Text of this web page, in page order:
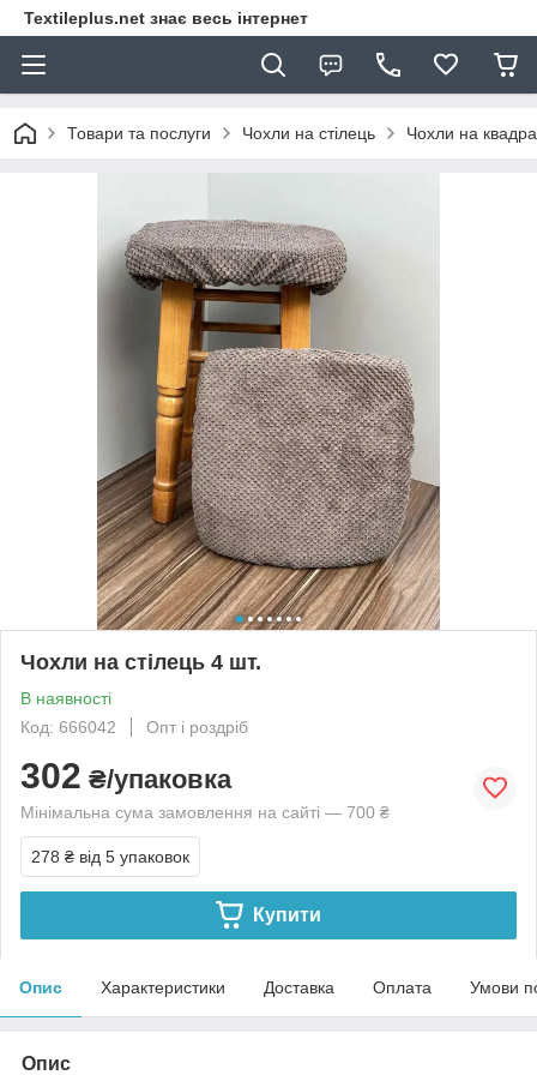
Textileplus.net знає весь інтернет
Товари та послуги Чохли на стілець Чохли на
Чохли на стілець 4 шт.
В наявності
Код: 666042
Опт і роздріб
302 ₴/упаковка
Мінімальна сума замовлення на сайті — 700 ₴
278 ₴ від 5 упаковок
Купити
Опис Характеристики Доставка Оплата Умови
Опис